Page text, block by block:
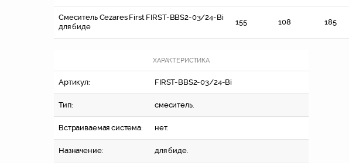
Смеситель Cezares First FIRST-BBS2-03/24-Bi
для биде
155 108 185
ХАРАКТЕРИСТИКА
Артикул: FIRST-BBS2-03/24-Bi
Тип: смеситель.
Встраиваемая система: нет.
Назначение: для биде.